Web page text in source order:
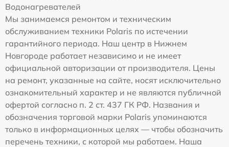
Водонагревателей
Мы занимаемся ремонтом и техническим
обслуживанием техники Polaris по истечении
гарантийного периода. Наш центр в Нижнем
Новгороде работает независимо и не имеет
официальной авторизации от производителя. Цены
на ремонт, указанные на сайте, носят исключительно
ознакомительный характер и не являются публичной
офертой согласно п. 2 ст. 437 ГК РФ. Названия и
обозначения торговой марки Polaris упоминаются
только в информационных целях — чтобы обозначить
перечень техники, с которой мы работаем. Наша